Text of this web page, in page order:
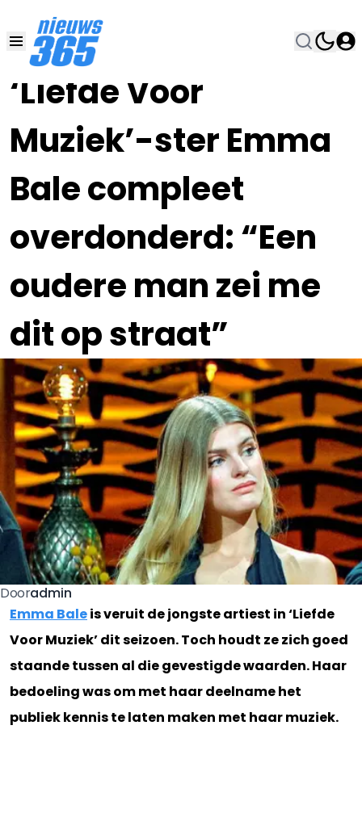
‘Liefde Voor
Muziek’-ster Emma
Bale compleet
overdonderd: “Een
oudere man zei me
dit op straat”
29 MRT 2021, 9:30
Dooradmin
Emma Baleis veruit de jongste artiest in ‘Liefde
Voor Muziek’ dit seizoen. Toch houdt ze zich goed
staande tussen al die gevestigde waarden. Haar
bedoeling was om met haar deelname het
publiek kennis te laten maken met haar muziek.